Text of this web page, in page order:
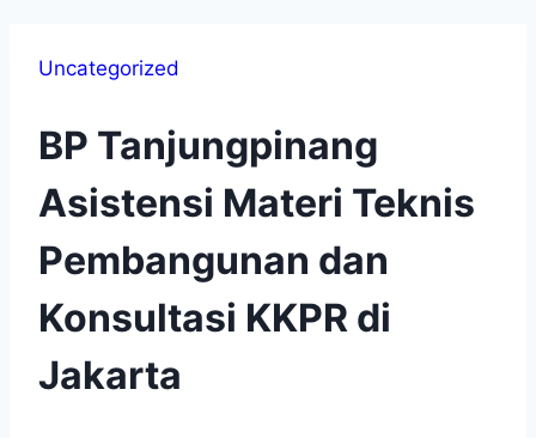
Uncategorized
BP Tanjungpinang
Asistensi Materi Teknis
Pembangunan dan
Konsultasi KKPR di
Jakarta